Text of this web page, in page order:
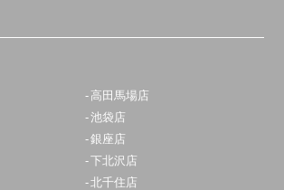
高田馬場店
池袋店
銀座店
下北沢店
北千住店